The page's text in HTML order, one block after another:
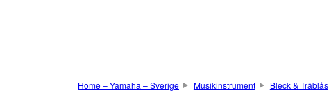
Home – Yamaha – Sverige Musikinstrument Bleck & Träblås